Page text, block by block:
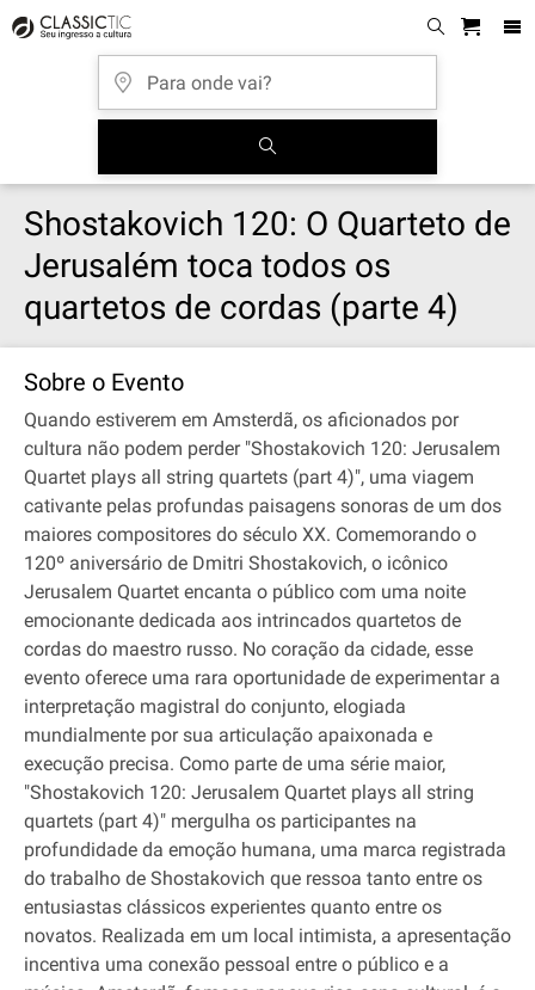
Shostakovich 120: O Quarteto de
Jerusalém toca todos os
quartetos de cordas (parte 4)
Sobre o Evento
Quando estiverem em Amsterdã, os aficionados por
cultura não podem perder "Shostakovich 120: Jerusalem
Quartet plays all string quartets (part 4)", uma viagem
cativante pelas profundas paisagens sonoras de um dos
maiores compositores do século XX. Comemorando o
120º aniversário de Dmitri Shostakovich, o icônico
Jerusalem Quartet encanta o público com uma noite
emocionante dedicada aos intrincados quartetos de
cordas do maestro russo. No coração da cidade, esse
evento oferece uma rara oportunidade de experimentar a
interpretação magistral do conjunto, elogiada
mundialmente por sua articulação apaixonada e
execução precisa. Como parte de uma série maior,
"Shostakovich 120: Jerusalem Quartet plays all string
quartets (part 4)" mergulha os participantes na
profundidade da emoção humana, uma marca registrada
do trabalho de Shostakovich que ressoa tanto entre os
entusiastas clássicos experientes quanto entre os
novatos. Realizada em um local intimista, a apresentação
incentiva uma conexão pessoal entre o público e a